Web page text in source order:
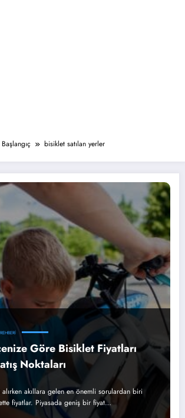
Başlangıç bisiklet satılan yerler
Göre Bisiklet Fiyatları
Noktaları
alırken akıllara gelen en önemli sorulardan biri
fiyatlar. Piyasada geniş bir fiyat…